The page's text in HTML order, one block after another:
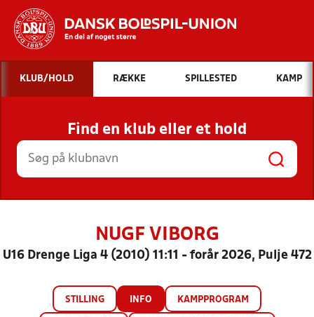
Hvad vil du søge efter?
INDHOLD OG NYHEDER
STILLINGER, RESULTATER, KLUBBER OG
HOLD
KLUB/HOLD RÆKKE SPILLESTED KAMP
Find en klub eller et hold
NUGF VIBORG
U16 Drenge Liga 4 (2010) 11:11 - forår 2026, Pulje 472
STILLING INFO KAMPPROGRAM